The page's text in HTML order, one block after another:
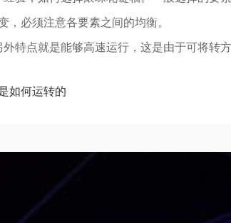
，必须注意各要素之间的均衡。
特点就是能够高速运行，这是由于可将转方
如何运转的